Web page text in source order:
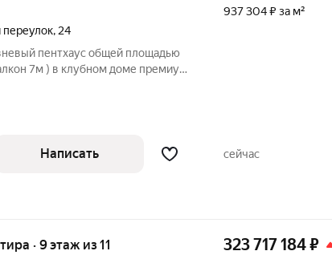
, 24
пентхаус общей площадью
7м ) в клубном доме премиум-
Выполнена авторская
937 304 ₽ за м²
Написать сейчас
· 9 этаж из 11 323 717 184₽